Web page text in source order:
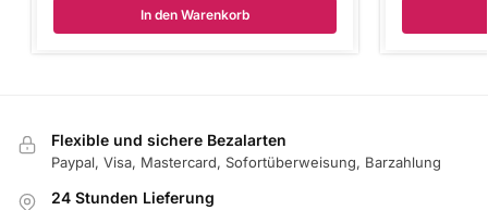
In den Warenkorb
Flexible und sichere Bezalarten
Paypal, Visa, Mastercard, Sofortüberweisung, Barzahlung
24 Stunden Lieferung